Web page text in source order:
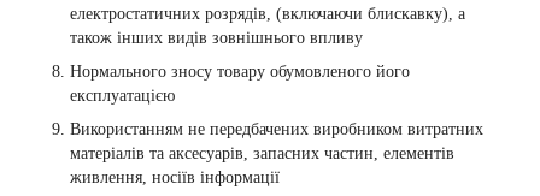
електростатичних розрядів, (включаючи блискавку), а
також інших видів зовнішнього впливу
Нормального зносу товару обумовленого його
експлуатацією
Використанням не передбачених виробником витратних
матеріалів та аксесуарів, запасних частин, елементів
живлення, носіїв інформації